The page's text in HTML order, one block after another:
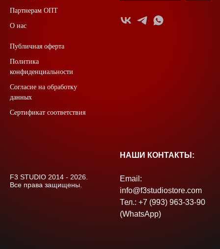
Партнерам ОПТ
О нас
Публичная оферта
Политика
конфиденциальности
Согласие на обработку
данных
Сертификат соответствия
F3 STUDIO 2014 - 2026.
Все права защищены.
НАШИ КОНТАКТЫ:
Email:
info@f3studiostore.com
Тел.: +7 (993) 963-33-90
(WhatsApp)